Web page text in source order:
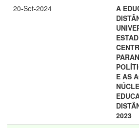
20-Set-2024
A
E AS
2023